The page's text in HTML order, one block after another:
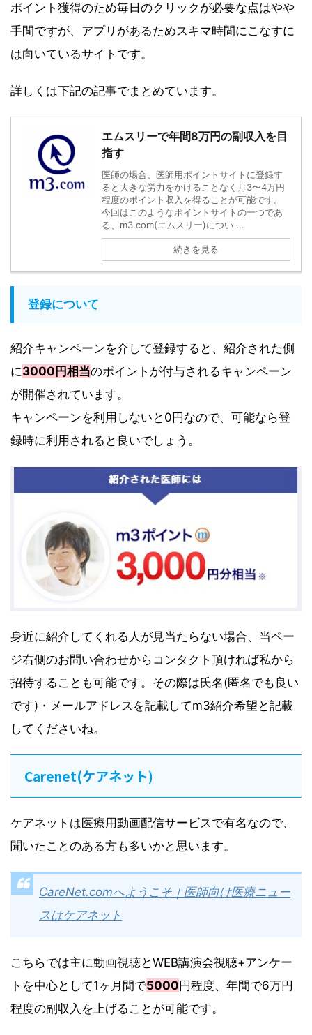
ポイント獲得のため毎日のクリックが必要な点はやや
手間ですが、アプリがあるためスキマ時間にこなすに
は向いているサイトです。
詳しくは下記の記事でまとめています。
エムスリーで年間8万円の副収入を目
指す
医師の場合、医師用ポイントサイトに登録す
ると大きな労力をかけることなく月3〜4万円
程度のポイント収入を得ることが可能です。
今回はこのようなポイントサイトの一つであ
る、m3.com(エムスリー)につい ...
続きを見る
登録について
紹介キャンペーンを介して登録すると、紹介された側
に3000円相当のポイントが付与されるキャンペーン
が開催されています。
キャンペーンを利用しないと0円なので、可能なら登
録時に利用されると良いでしょう。
身近に紹介してくれる人が見当たらない場合、当ペー
ジ右側のお問い合わせからコンタクト頂ければ私から
招待することも可能です。その際は氏名(匿名でも良い
です)・メールアドレスを記載してm3紹介希望と記載
してくださいね。
Carenet(ケアネット)
ケアネットは医療用動画配信サービスで有名なので、
聞いたことのある方も多いかと思います。
CareNet.comへようこそ｜医師向け医療ニュー
スはケアネット
こちらでは主に動画視聴とWEB講演会視聴+アンケー
トを中心として1ヶ月間で5000円程度、年間で6万円
程度の副収入を上げることが可能です。